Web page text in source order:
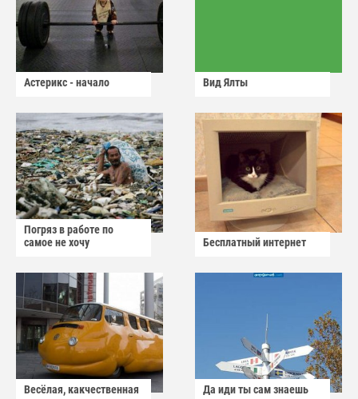
Астерикс - начало Вид Ялты
Погряз в работе по
самое не хочу
Бесплатный интернет
Весёлая, какчественная
Да иди ты сам знаешь